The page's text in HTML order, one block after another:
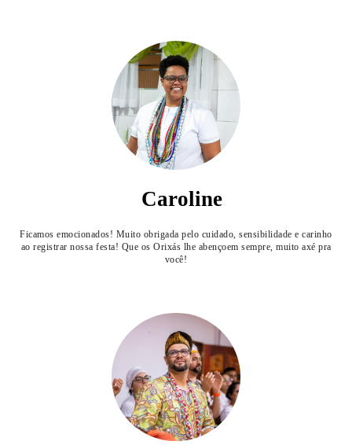
Caroline
Ficamos emocionados! Muito obrigada pelo cuidado, sensibilidade e carinho
ao registrar nossa festa! Que os Orixás lhe abençoem sempre, muito axé pra
você!